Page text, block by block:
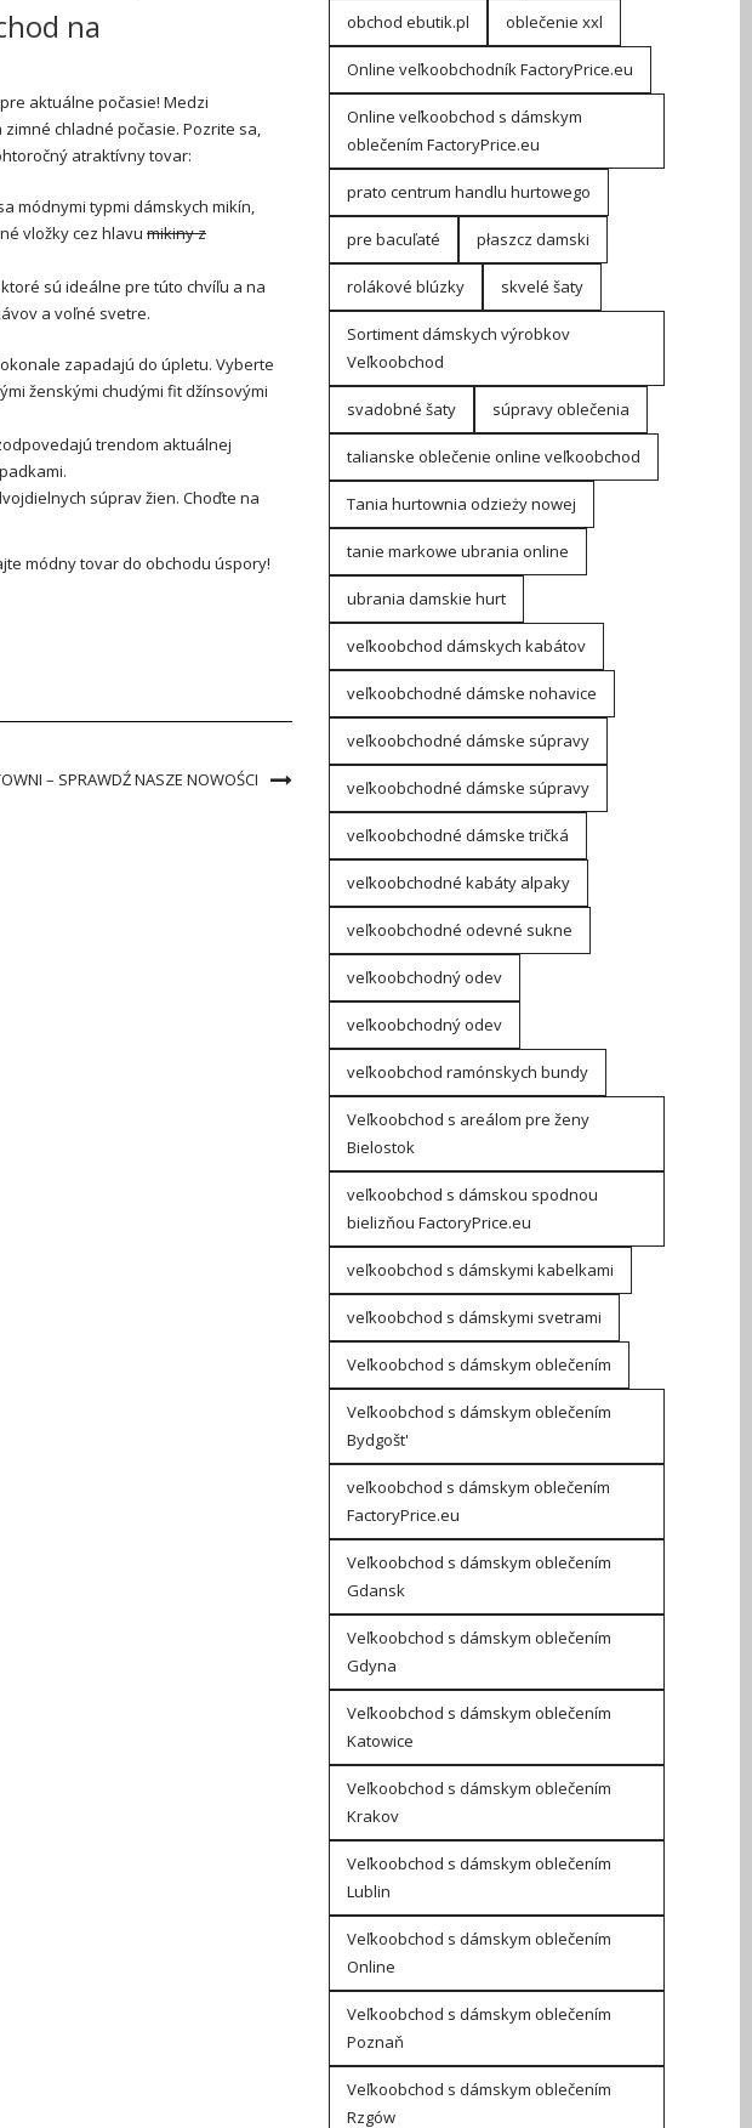
na
aktuálne počasie! Medzi
chladné počasie. Pozrite sa,
atraktívny tovar:
módnymi typmi dámskych mikín,
vložky cez hlavu mikiny z
sú ideálne pre túto chvíľu a na
a voľné svetre.
zapadajú do úpletu. Vyberte
ženskými chudými fit džínsovými
trendom aktuálnej
súprav žien. Choďte na
módny tovar do obchodu úspory!
– SPRAWDŹ NASZE NOWOŚCI
obchod ebutik.pl oblečenie xxl
Online veľkoobchodník FactoryPrice.eu
Online veľkoobchod s dámskym
oblečením FactoryPrice.eu
prato centrum handlu hurtowego
pre bacuľaté płaszcz damski
rolákové blúzky skvelé šaty
Sortiment dámskych výrobkov
Veľkoobchod
svadobné šaty súpravy oblečenia
talianske oblečenie online veľkoobchod
Tania hurtownia odzieży nowej
tanie markowe ubrania online
ubrania damskie hurt
veľkoobchod dámskych kabátov
veľkoobchodné dámske nohavice
veľkoobchodné dámske súpravy
veľkoobchodné dámske súpravy
veľkoobchodné dámske tričká
veľkoobchodné kabáty alpaky
veľkoobchodné odevné sukne
veľkoobchodný odev
veľkoobchodný odev
veľkoobchod ramónskych bundy
Veľkoobchod s areálom pre ženy
Bielostok
veľkoobchod s dámskou spodnou
bielizňou FactoryPrice.eu
veľkoobchod s dámskymi kabelkami
veľkoobchod s dámskymi svetrami
Veľkoobchod s dámskym oblečením
Veľkoobchod s dámskym oblečením
Bydgošt'
veľkoobchod s dámskym oblečením
FactoryPrice.eu
Veľkoobchod s dámskym oblečením
Gdansk
Veľkoobchod s dámskym oblečením
Gdyna
Veľkoobchod s dámskym oblečením
Katowice
Veľkoobchod s dámskym oblečením
Krakov
Veľkoobchod s dámskym oblečením
Lublin
Veľkoobchod s dámskym oblečením
Online
Veľkoobchod s dámskym oblečením
Poznaň
Veľkoobchod s dámskym oblečením
Rzgów